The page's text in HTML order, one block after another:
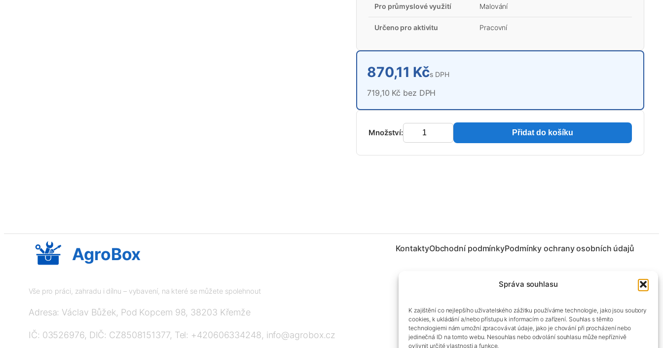
Správa souhlasu
K zajištění co nejlepšího uživatelského zážitku používáme technologie, jako jsou soubory
cookies, k ukládání a/nebo přístupu k informacím o zařízení. Souhlas s těmito
technologiemi nám umožní zpracovávat údaje, jako je chování při procházení nebo
jedinečná ID na tomto webu. Nesouhlas nebo odvolání souhlasu může nepříznivě
ovlivnit určité vlastnosti a funkce.
Pro průmyslové využití Malování
Určeno pro aktivitu Pracovní
870,11 Kčs DPH
719,10 Kč bez DPH
Množství: Přidat do košíku
AgroBox
Vše pro práci, zahradu i dílnu – vybavení, na které se můžete spolehnout
Adresa: Václav Bůžek, Pod Kopcem 98, 38203 Křemže
IČ: 03526976, DIČ: CZ8508151377, Tel: +420606334248, info@agrobox.cz
KontaktyObchodní podmínkyPodmínky ochrany osobních údajů